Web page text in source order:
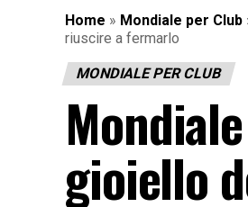
Home » Mondiale per Club
riuscire a fermarlo
MONDIALE PER CLUB
gioiello